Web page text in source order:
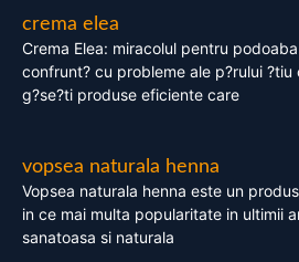
crema elea
Crema Elea: miracolul pentru
confrunt? cu probleme ale p?rului
g?se?ti produse eficiente care
vopsea naturala henna
Vopsea naturala henna este un
in ce mai multa popularitate in ultimii
sanatoasa si naturala